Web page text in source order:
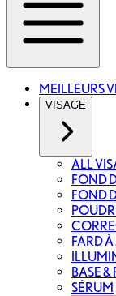
MEILLEURS
VISAGE
ALL
FOND
FOND
FARD
BASE &
SÉRUM